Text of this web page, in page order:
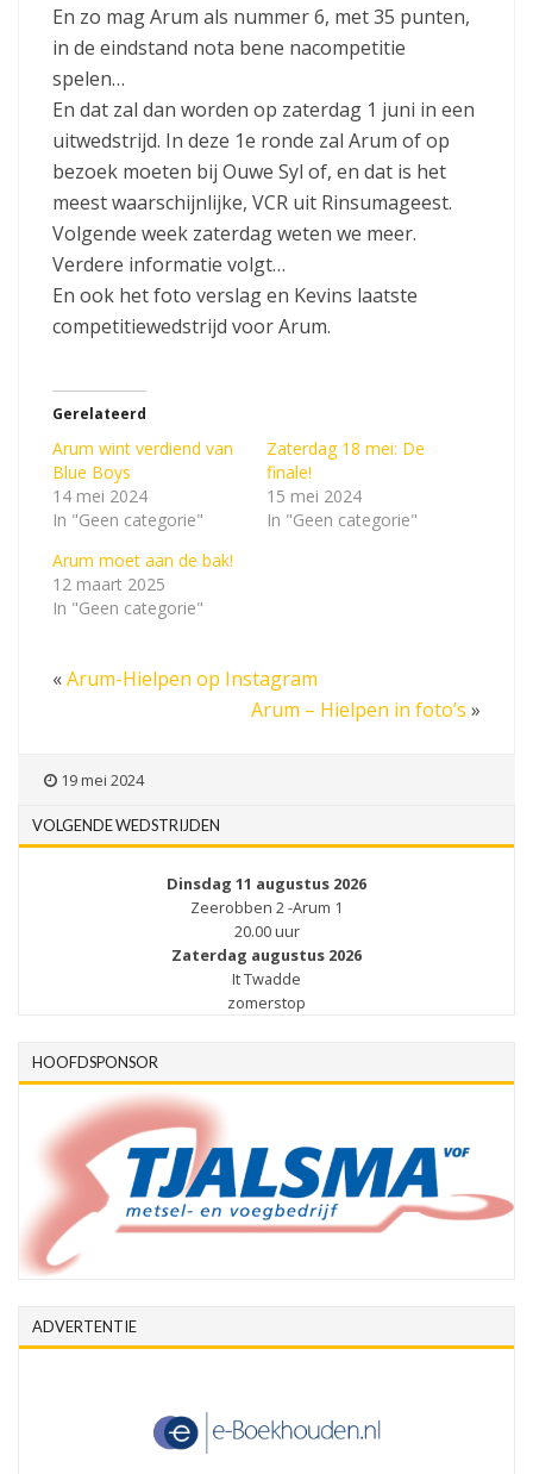
En zo mag Arum als nummer 6, met 35 punten,
in de eindstand nota bene nacompetitie
spelen…
En dat zal dan worden op zaterdag 1 juni in een
uitwedstrijd. In deze 1e ronde zal Arum of op
bezoek moeten bij Ouwe Syl of, en dat is het
meest waarschijnlijke, VCR uit Rinsumageest.
Volgende week zaterdag weten we meer.
Verdere informatie volgt…
En ook het foto verslag en Kevins laatste
competitiewedstrijd voor Arum.
Gerelateerd
Arum wint verdiend van
Blue Boys
14 mei 2024
In "Geen categorie"
Zaterdag 18 mei: De
finale!
15 mei 2024
In "Geen categorie"
Arum moet aan de bak!
12 maart 2025
In "Geen categorie"
«Arum-Hielpen op Instagram
Arum – Hielpen in foto’s »
19 mei 2024
VOLGENDE WEDSTRIJDEN
Dinsdag 11 augustus 2026
Zeerobben 2 -Arum 1
20.00 uur
Zaterdag augustus 2026
It Twadde
zomerstop
HOOFDSPONSOR
ADVERTENTIE